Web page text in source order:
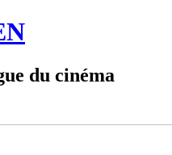
du cinéma